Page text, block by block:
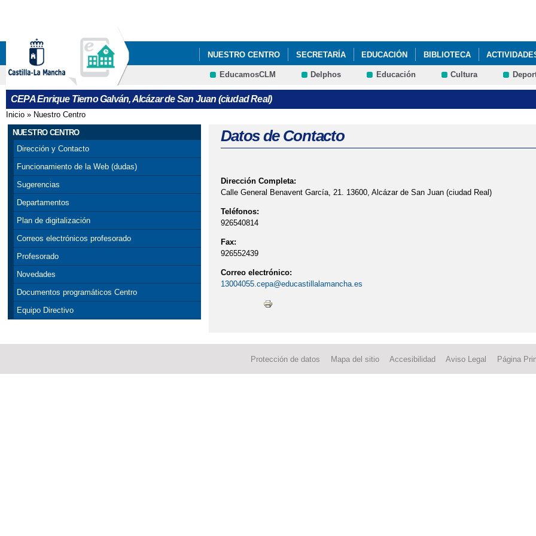
NUESTRO CENTRO SECRETARÍA EDUCACIÓN BIBLIOTECA
CURSO DE ACCESO A FORMACIÓN PROFESIONAL DE GRADO MEDIO
EducamosCLM Delphos Educación Cultura
CEPA Enrique Tierno Galván, Alcázar de San Juan (ciudad Real)
Se encuentra usted aquí
Inicio » Nuestro Centro
NUESTRO CENTRO
Dirección y Contacto
Funcionamiento de la Web (dudas)
Sugerencias
Departamentos
Plan de digitalización
Correos electrónicos profesorado
Profesorado
Novedades
Documentos programáticos Centro
Equipo Directivo
Datos de Contacto
Dirección Completa:
Calle General Benavent García, 21. 13600, Alcázar de San Juan (ciudad Real)
Teléfonos:
926540814
Fax:
926552439
Correo electrónico:
13004055.cepa@educastillalamancha.es
Protección de datos Mapa del sitio Accesibilidad Aviso Legal Página